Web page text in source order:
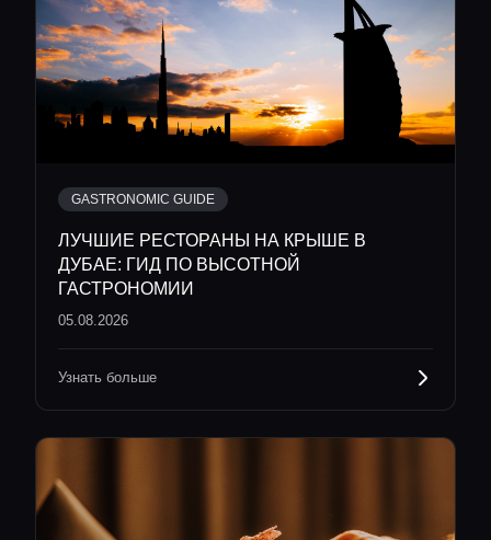
Главная
Локации
GASTRONOMIC GUIDE
ЛУЧШИЕ РЕСТОРАНЫ НА КРЫШЕ В
ДУБАЕ: ГИД ПО ВЫСОТНОЙ
ГАСТРОНОМИИ
05.08.2026
Узнать больше